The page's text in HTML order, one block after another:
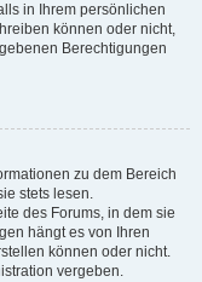
in Ihrem persönlichen
können oder nicht,
Berechtigungen
zu dem Bereich
stets lesen.
des Forums, in dem sie
hängt es von Ihren
können oder nicht.
vergeben.